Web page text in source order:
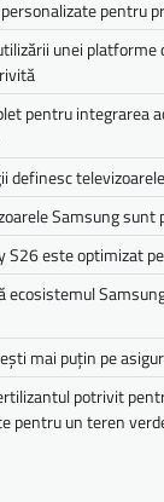
pentru
unei platforme
pentru integrarea
definesc
Samsung sunt
S26 este optimizat
ecosistemul
mai puțin pe
potrivit
pentru un teren